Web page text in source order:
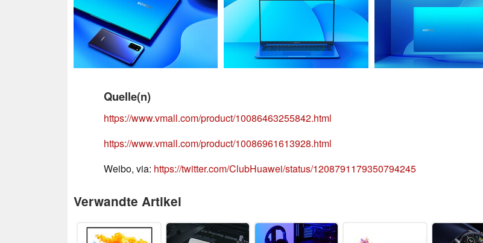
Quelle(n)
https://www.vmall.com/product/10086463255842.html
https://www.vmall.com/product/10086961613928.html
Weibo, via: https://twitter.com/ClubHuawei/status/1208791179350794245
Verwandte Artikel